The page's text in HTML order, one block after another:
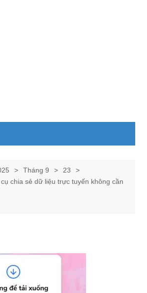
Tháng 9
23
chia sẻ dữ liệu trực tuyến không cần